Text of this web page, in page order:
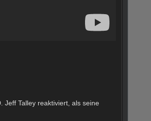
Jeff Talley reaktiviert, als seine